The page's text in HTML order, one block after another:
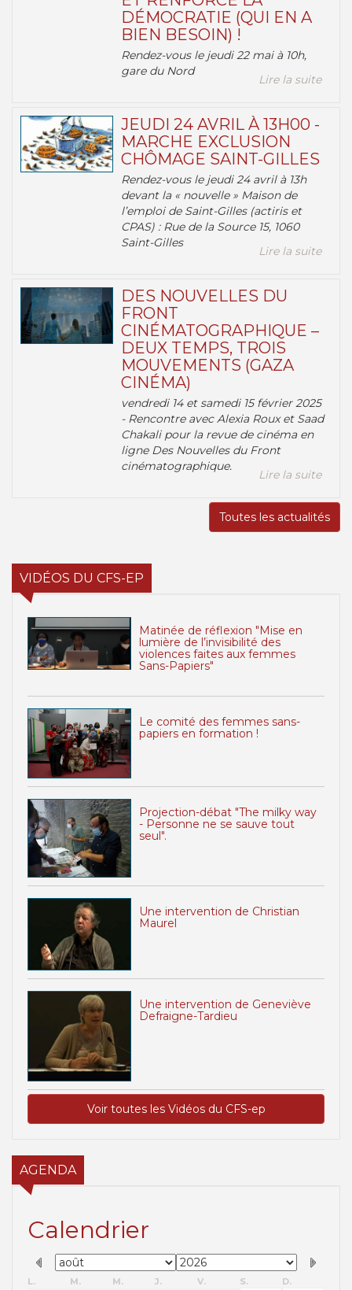
DÉMOCRATIE (QUI EN A
BIEN BESOIN) !
Rendez-vous le jeudi 22 mai à 10h,
gare du Nord
Lire la suite
JEUDI 24 AVRIL À 13H00 -
MARCHE EXCLUSION
CHÔMAGE SAINT-GILLES
Rendez-vous le jeudi 24 avril à 13h
devant la « nouvelle » Maison de
l’emploi de Saint-Gilles (actiris et
CPAS) : Rue de la Source 15, 1060
Saint-Gilles
Lire la suite
DES NOUVELLES DU
FRONT
CINÉMATOGRAPHIQUE –
DEUX TEMPS, TROIS
MOUVEMENTS (GAZA
CINÉMA)
vendredi 14 et samedi 15 février 2025
- Rencontre avec Alexia Roux et Saad
Chakali pour la revue de cinéma en
ligne Des Nouvelles du Front
cinématographique.
Lire la suite
Toutes les actualités
VIDÉOS DU CFS-EP
Matinée de réflexion "Mise en
lumière de l’invisibilité des
violences faites aux femmes
Sans-Papiers"
Le comité des femmes sans-
papiers en formation !
Projection-débat "The milky way
- Personne ne se sauve tout
seul".
Une intervention de Christian
Maurel
Une intervention de Geneviève
Defraigne-Tardieu
Voir toutes les Vidéos du CFS-ep
AGENDA
Calendrier
L. M. M. J. V. S.
D.